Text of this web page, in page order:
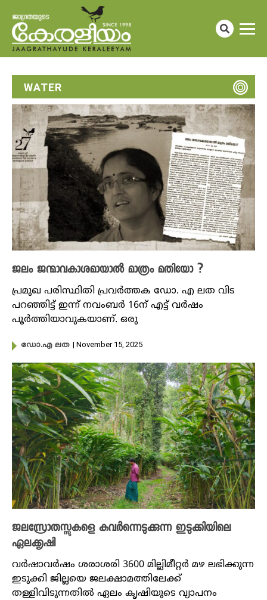
WATER
ജലം ജന്മാവകാശമായാൽ മാത്രം മതിയോ ?
പ്രമുഖ പരിസ്ഥിതി പ്രവര്‍ത്തക ഡോ. എ ലത വിട
പറഞ്ഞിട്ട് ഇന്ന് നവംബർ 16ന് എട്ട് വർഷം
പൂർത്തിയാവുകയാണ്. ഒരു
ഡോ.എ ലത | November 15, 2025
ജലസ്രോതസ്സുകളെ കവർന്നെടുക്കുന്ന ഇടുക്കിയിലെ
ഏലക്കൃഷി
വർഷാവർഷം ശരാശരി 3600 മില്ലിമീറ്റർ മഴ ലഭിക്കുന്ന
ഇടുക്കി ജില്ലയെ ജലക്ഷാമത്തിലേക്ക്
തള്ളിവിടുന്നതിൽ ഏലം കൃഷിയുടെ വ്യാപനം